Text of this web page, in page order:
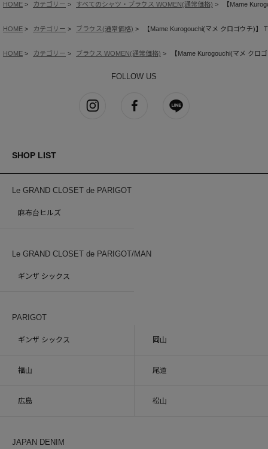
HOME カテゴリー すべてのシャツ・ブラウス WOMEN(通常価格) 【Mame
HOME カテゴリー ブラウス(通常価格) 【Mame Kurogouchi(マメ クロゴウチ)】
HOME カテゴリー ブラウス WOMEN(通常価格) 【Mame Kurogouchi(マメ クロ
FOLLOW US
SHOP LIST
Le GRAND CLOSET de PARIGOT
麻布台ヒルズ
Le GRAND CLOSET de PARIGOT/MAN
ギンザ シックス
PARIGOT
ギンザ シックス 岡山
福山 尾道
広島 松山
JAPAN DENIM